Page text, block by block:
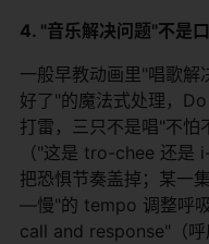
4. "音乐解决问题"不是
一般早教动画里"唱歌解
好了"的魔法式处理，
打雷，三只不是唱"不怕
（"这是 tro-chee 还是
把恐惧节奏盖掉；某一
—慢"的 tempo 调整呼
call and response"（呼